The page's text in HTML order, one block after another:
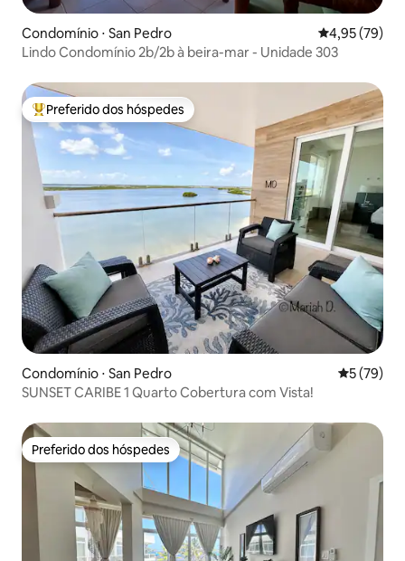
Condomínio ⋅ San Pedro 4,95 de uma
4,95 (79)
Lindo Condomínio 2b/2b à beira-mar - Unidade 303
Entre os melhores preferidos dos hóspedes
Preferido dos hóspedes
Condomínio ⋅ San Pedro 5 de uma
5 (79)
SUNSET CARIBE 1 Quarto Cobertura com Vista!
Preferido dos hóspedes
Preferido dos hóspedes